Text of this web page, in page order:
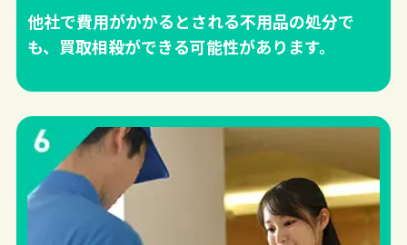
他社で費用がかかるとされる不用品の処分で
も、買取相殺ができる可能性があります。